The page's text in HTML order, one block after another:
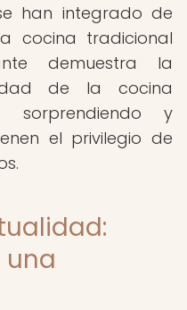
han integrado de
cocina tradicional
demuestra la
de la cocina
sorprendiendo y
el privilegio de
una